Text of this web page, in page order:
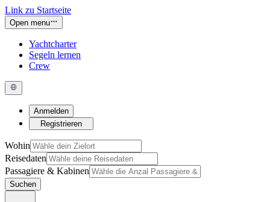
Link zu Startseite
Open menu
Yachtcharter
Segeln lernen
Crew
Anmelden
Registrieren
Wohin
Reisedaten
Passagiere & Kabinen
Suchen